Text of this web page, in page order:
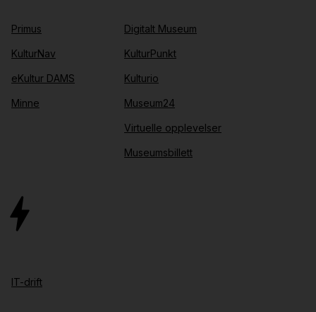
Primus
KulturNav
eKultur DAMS
Minne
Digitalt Museum
KulturPunkt
Kulturio
Museum24
Virtuelle opplevelser
Museumsbillett
IT-drift